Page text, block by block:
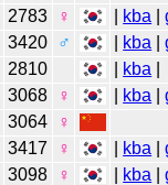
2783 ♀ kba |
3420 ♂ kba |
2810 kba
3068 ♀ kba |
3064
♀
3417 ♀ kba |
3098 ♀ kba |